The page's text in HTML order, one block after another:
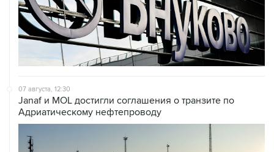
07 августа, 12:30
Janaf и MOL достигли соглашения о транзите по
Адриатическому нефтепроводу